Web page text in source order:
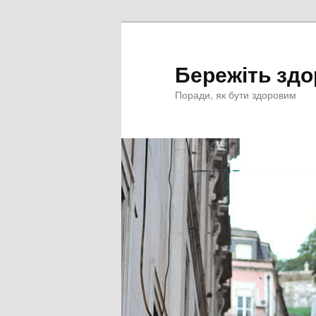
Бережіть
Поради, як бути здоровим